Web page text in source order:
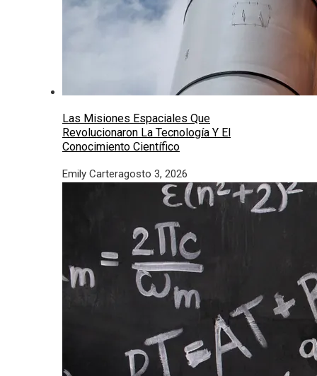
Las Misiones Espaciales Que
Revolucionaron La Tecnología Y El
Conocimiento Científico
Emily Carteragosto 3, 2026